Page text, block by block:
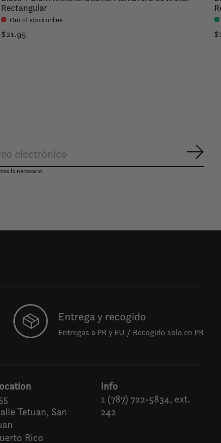
Rectangular
Out of stock online
$21.95
lo necesario
Entrega y recogido
Entregas a PR y EU / Recogido solo en PR
Tetuan, San
Rico
Info
1 (787) 722-5834, ext.
242